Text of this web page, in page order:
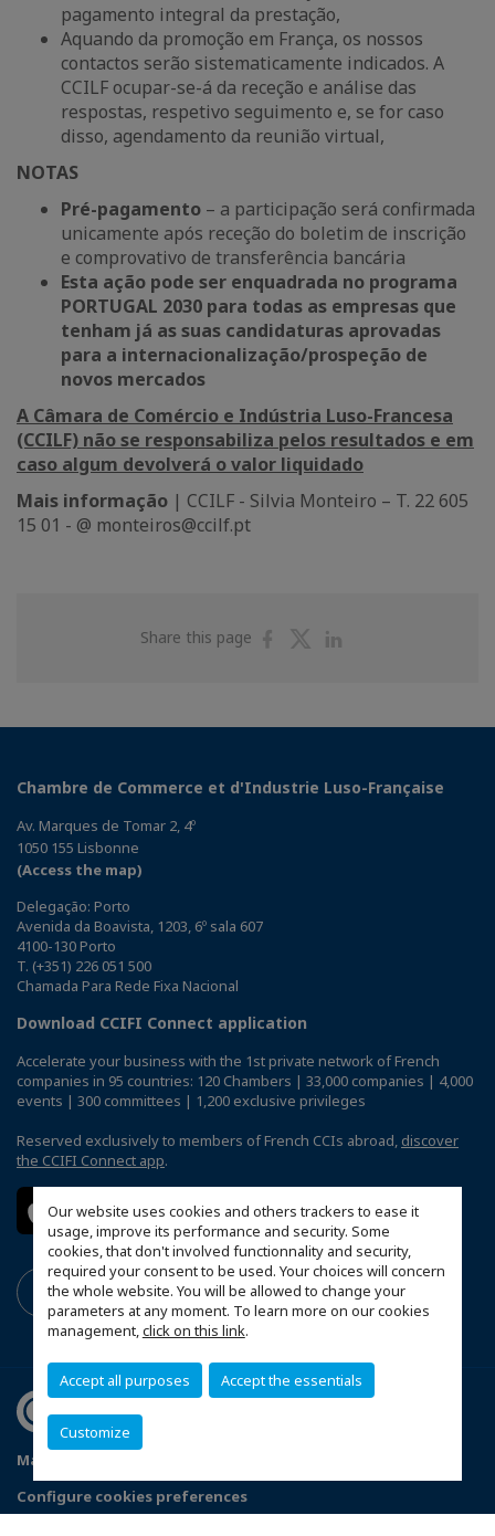
Our website uses cookies and others trackers to ease it
usage, improve its performance and security. Some
cookies, that don't involved functionnality and security,
required your consent to be used. Your choices will concern
the whole website. You will be allowed to change your
parameters at any moment. To learn more on our cookies
management,click on this link.
Accept all purposes Accept the essentials
Customize
pagamento integral da prestação,
Aquando da promoção em França, os nossos
contactos serão sistematicamente indicados. A
CCILF ocupar-se-á da receção e análise das
respostas, respetivo seguimento e, se for caso
disso, agendamento da reunião virtual,
NOTAS
Pré-pagamento – a participação será confirmada
unicamente após receção do boletim de inscrição
e comprovativo de transferência bancária
Esta ação pode ser enquadrada no programa
PORTUGAL 2030 para todas as empresas que
tenham já as suas candidaturas aprovadas
para a internacionalização/prospeção de
novos mercados
A Câmara de Comércio e Indústria Luso-Francesa
(CCILF) não se responsabiliza pelos resultados e em
caso algum devolverá o valor liquidado
Mais informação | CCILF - Silvia Monteiro – T. 22 605
15 01 - @ monteiros@ccilf.pt
Share this page
ShareShare
Chambre de Commerce et d'Industrie Luso-Française
Av. Marques de Tomar 2, 4º
1050 155 Lisbonne
(Access the map)
Delegação: Porto
Avenida da Boavista, 1203, 6º sala 607
4100-130 Porto
T. (+351) 226 051 500
Chamada Para Rede Fixa Nacional
Download CCIFI Connect application
Accelerate your business with the 1st private network of French
companies in 95 countries: 120 Chambers | 33,000 companies | 4,000
events | 300 committees | 1,200 exclusive privileges
Reserved exclusively to members of French CCIs abroad, discover
the CCIFI Connect app.
Mapa do site
Configure cookies preferences